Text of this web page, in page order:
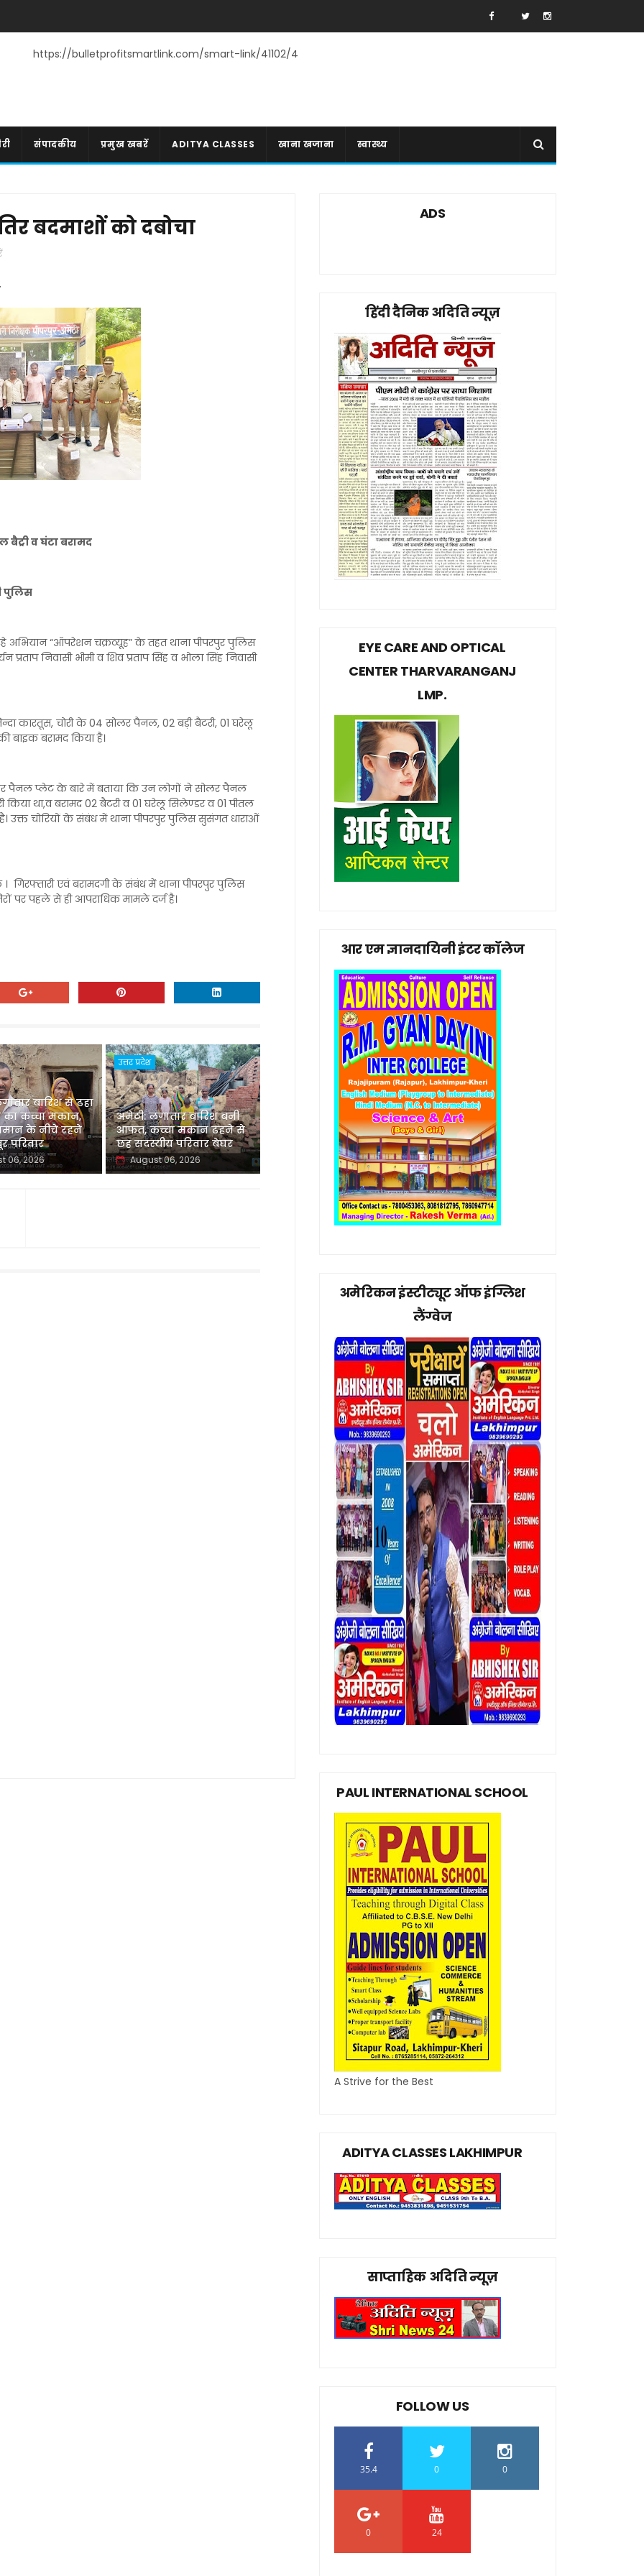
https://bulletprofitsmartlink.com/smart-link/41102/4
संपादकीय प्रमुख खबरें ADITYA CLASSES खाना खजाना स्वास्थ्य
बदमाशों को दबोचा
व घंटा बरामद
पुलिस
अभियान “ऑपरेशन चक्रव्यूह” के तहत थाना पीपरपुर पुलिस
निवासी भीमी व शिव प्रताप सिंह व भोला सिंह निवासी
कारतूस, चोरी के 04 सोलर पैनल, 02 बड़ी बैटरी, 01 घरेलू
बाइक बरामद किया है।
पैनल प्लेट के बारे में बताया कि उन लोगों ने सोलर पैनल
था,व बरामद 02 बैटरी व 01 घरेलू सिलेण्डर व 01 पीतल
उक्त चोरियों के संबंध में थाना पीपरपुर पुलिस सुसंगत धाराओं
एवं बरामदगी के संबंध में थाना पीपरपुर पुलिस
पर पहले से ही आपराधिक मामले दर्ज है।
बारिश से ढहा
का कच्चा मकान,
के नीचे रहने
परिवार
06, 2026
उत्तर प्रदेश
अमेठी: लगातार बारिश बनी
आफत, कच्चा मकान ढहने से
छह सदस्यीय परिवार बेघर
August 06, 2026
ADS
हिंदी दैनिक अदिति न्यूज़
EYE CARE AND OPTICAL
CENTER THARVARANGANJ
LMP.
आर एम ज्ञानदायिनी इंटर कॉलेज
अमेरिकन इंस्टीट्यूट ऑफ इंग्लिश
लैंग्वेज
PAUL INTERNATIONAL SCHOOL
A Strive for the Best
ADITYA CLASSES LAKHIMPUR
साप्ताहिक अदिति न्यूज़
FOLLOW US
35.4 0 0
0 24